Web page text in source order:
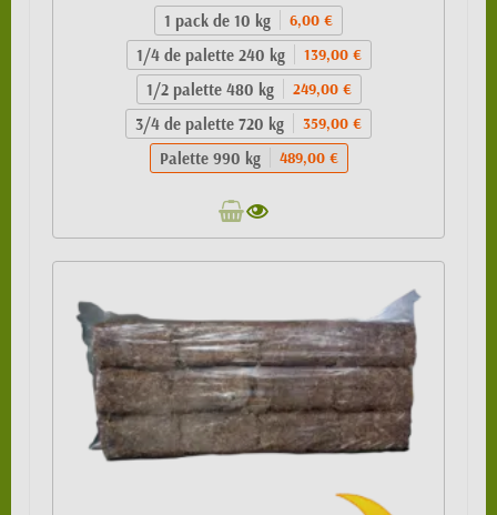
1 pack de 10 kg 6,00 €
1/4 de palette 240 kg 139,00 €
1/2 palette 480 kg 249,00 €
3/4 de palette 720 kg 359,00 €
Palette 990 kg 489,00 €